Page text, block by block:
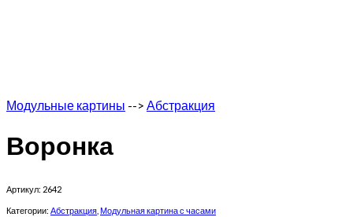
Модульные картины --> Абстракция
Воронка
Артикул: 2642
Категории: Абстракция Модульная картина с часами